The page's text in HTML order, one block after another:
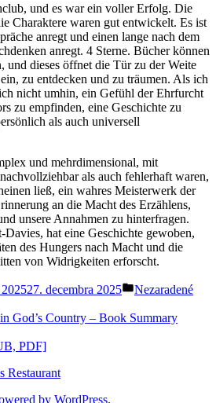
und es war ein voller Erfolg. Die
Charaktere waren gut entwickelt. Es ist
anregt und einen lange nach dem
anregt. 4 Sterne. Bücher können
und dieses öffnet die Tür zu der Weite
zu entdecken und zu träumen. Als ich
nicht umhin, ein Gefühl der Ehrfurcht
zu empfinden, eine Geschichte zu
als auch universell
und mehrdimensional, mit
als auch fehlerhaft waren,
ließ, ein wahres Meisterwerk der
an die Macht des Erzählens,
unsere Annahmen zu hinterfragen.
hat eine Geschichte gewoben,
des Hungers nach Macht und die
von Widrigkeiten erforscht.
27. decembra 2025
Posted
Nezaradené
God’s Country – Book Summary
PDF]
Restaurant
by WordPress.